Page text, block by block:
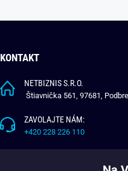
KONTAKT
NETBIZNIS S.R.O.
Štiavnička 561, 97681,
ZAVOLAJTE NÁM:
+420 228 226 110